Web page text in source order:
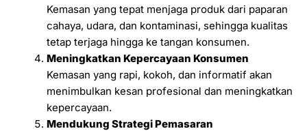
Kemasan yang tepat menjaga produk dari paparan
cahaya, udara, dan kontaminasi, sehingga kualitas
tetap terjaga hingga ke tangan konsumen.
Meningkatkan Kepercayaan Konsumen
Kemasan yang rapi, kokoh, dan informatif akan
menimbulkan kesan profesional dan meningkatkan
kepercayaan.
Mendukung Strategi Pemasaran